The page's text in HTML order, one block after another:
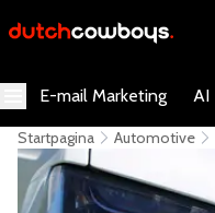
E-mail Marketing AI
Startpagina Automotive